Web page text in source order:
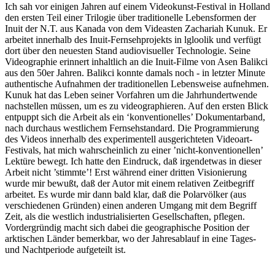
Ich sah vor einigen Jahren auf einem Videokunst-Festival in Holland
den ersten Teil einer Trilogie über traditionelle Lebensformen der
Inuit der N.T. aus Kanada von dem Videasten Zachariah Kunuk. Er
arbeitet innerhalb des Inuit-Fernsehprojekts in lgloolik und verfügt
dort über den neuesten Stand audiovisueller Technologie. Seine
Videographie erinnert inhaltlich an die Inuit-Filme von Asen Balikci
aus den 50er Jahren. Balikci konnte damals noch - in letzter Minute
authentische Aufnahmen der traditionellen Lebensweise aufnehmen.
Kunuk hat das Leben seiner Vorfahren um die Jahrhundertwende
nachstellen müssen, um es zu videographieren. Auf den ersten Blick
entpuppt sich die Arbeit als ein ‘konventionelles’ Dokumentarband,
nach durchaus westlichem Fernsehstandard. Die Programmierung
des Videos innerhalb des experimentell ausgerichteten Videoart-
Festivals, hat mich wahrscheinlich zu einer ’nicht-konventionellen’
Lektüre bewegt. Ich hatte den Eindruck, daß irgendetwas in dieser
Arbeit nicht ’stimmte’! Erst während einer dritten Visionierung
wurde mir bewußt, daß der Autor mit einem relativen Zeitbegriff
arbeitet. Es wurde mir dann bald klar, daß die Polarvölker (aus
verschiedenen Gründen) einen anderen Umgang mit dem Begriff
Zeit, als die westlich industrialisierten Gesellschaften, pflegen.
Vordergründig macht sich dabei die geographische Position der
arktischen Länder bemerkbar, wo der Jahresablauf in eine Tages-
und Nachtperiode aufgeteilt ist.